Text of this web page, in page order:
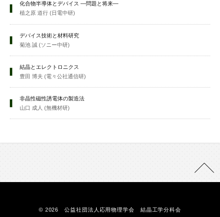
化合物半導体とデバイス —問題と将来—
植之原 道行 (日電中研)
デバイス技術と材料研究
菊池 誠 (ソニー中研)
結晶とエレクトロニクス
豊田 博夫 (電々公社通信研)
非晶性磁性誘電体の製造法
山口 成人 (無機材研)
© 2026 公益社団法人応用物理学会 結晶工学分科会